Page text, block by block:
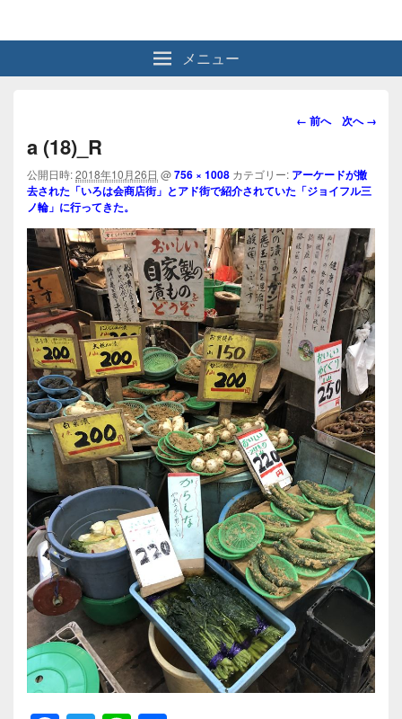
メニュー
画
ビ
ゲ
シ
ョ
ン
← 前へ 次へ →
a (18)_R
公開日時:2018年10月26日 @756 × 1008 カテゴリー: アーケードが撤
去された「いろは会商店街」とアド街で紹介されていた「ジョイフル三
ノ輪」に行ってきた。